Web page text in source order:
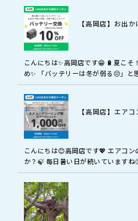
【高岡店】お出
こんにちは✨高岡店です😁 🔋夏こ
め✨ 「バッテリーは冬が弱る😔」
もバッテリーには大きな負担なん
時期…
【高岡店】エア
こんにちは😊高岡店です💖 エアコ
か？🍃 毎日暑い日が続いています
涼しくならない…👀」 「風は出る
な症状…